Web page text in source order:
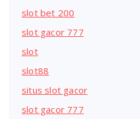
slot bet 200
slot gacor 777
slot
slot88
situs slot gacor
slot gacor 777